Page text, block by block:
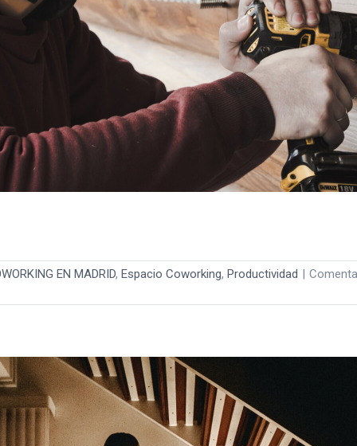
EN MADRID, Espacio Coworking, Productividad |